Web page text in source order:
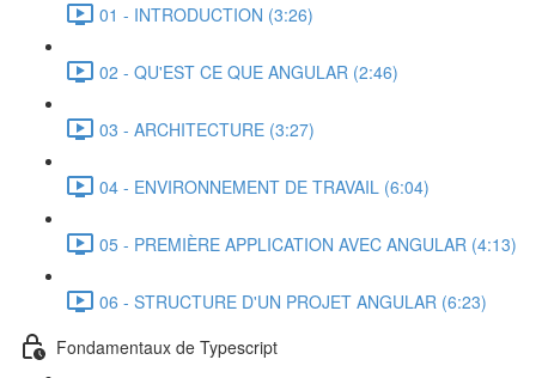
01 - INTRODUCTION (3:26)
02 - QU'EST CE QUE ANGULAR (2:46)
03 - ARCHITECTURE (3:27)
04 - ENVIRONNEMENT DE TRAVAIL (6:04)
05 - PREMIÈRE APPLICATION AVEC ANGULAR (4:13)
06 - STRUCTURE D'UN PROJET ANGULAR (6:23)
Fondamentaux de Typescript